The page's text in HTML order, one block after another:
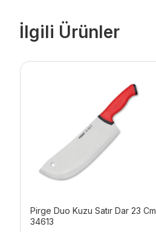
İlgili Ürünler
Pirge Duo Kuzu Satır Dar 23 Cm
34613